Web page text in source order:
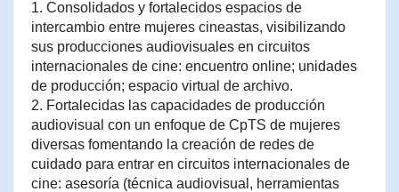
1. Consolidados y fortalecidos espacios de
intercambio entre mujeres cineastas, visibilizando
sus producciones audiovisuales en circuitos
internacionales de cine: encuentro online; unidades
de producción; espacio virtual de archivo.
2. Fortalecidas las capacidades de producción
audiovisual con un enfoque de CpTS de mujeres
diversas fomentando la creación de redes de
cuidado para entrar en circuitos internacionales de
cine: asesoría (técnica audiovisual, herramientas